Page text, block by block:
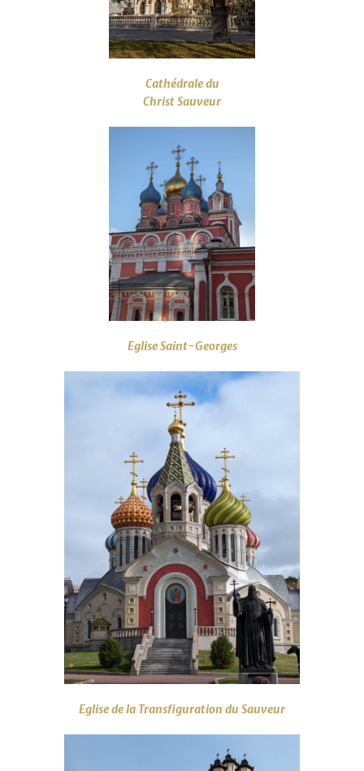
Cathédrale du
Christ Sauveur
Eglise Saint-Georges
Eglise de la Transfiguration du Sauveur